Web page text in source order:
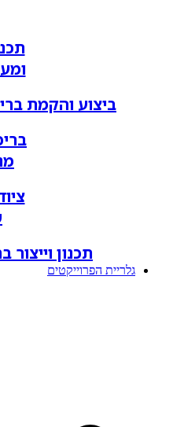
ביצוע והקמת
תכנון וייצור
גלריית הפרוייקטים